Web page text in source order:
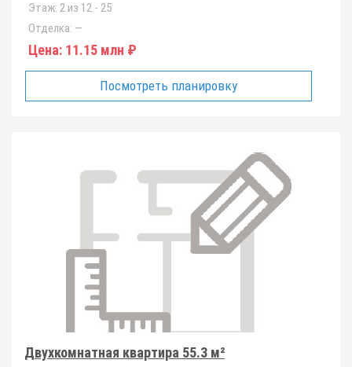
Этаж: 2 из 12 - 25
Отделка: —
Цена: 11.15 млн ₽
Посмотреть планировку
Двухкомнатная квартира 55.3 м²